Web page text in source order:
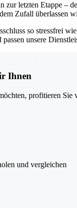
zur letzten Etappe –
Zufall überlassen
so stressfrei
passen unsere
Ihnen
profitieren
und vergleichen